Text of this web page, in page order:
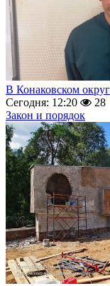
В Конаковском
Сегодня: 12:20
28
Закон и порядок